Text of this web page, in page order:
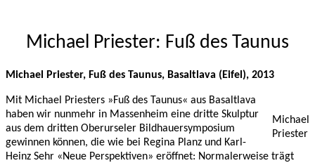
Michael Priester: Fuß des Taunus
Michael Priester, Fuß des Taunus, Basaltlava (Eifel), 2013
Michael
Priester
Mit Michael Priesters »Fuß des Taunus« aus Basaltlava
haben wir nunmehr in Massenheim eine dritte Skulptur
aus dem dritten Oberurseler Bildhauersymposium
gewinnen können, die wie bei Regina Planz und Karl-
Heinz Sehr «Neue Perspektiven» eröffnet: Normalerweise trägt